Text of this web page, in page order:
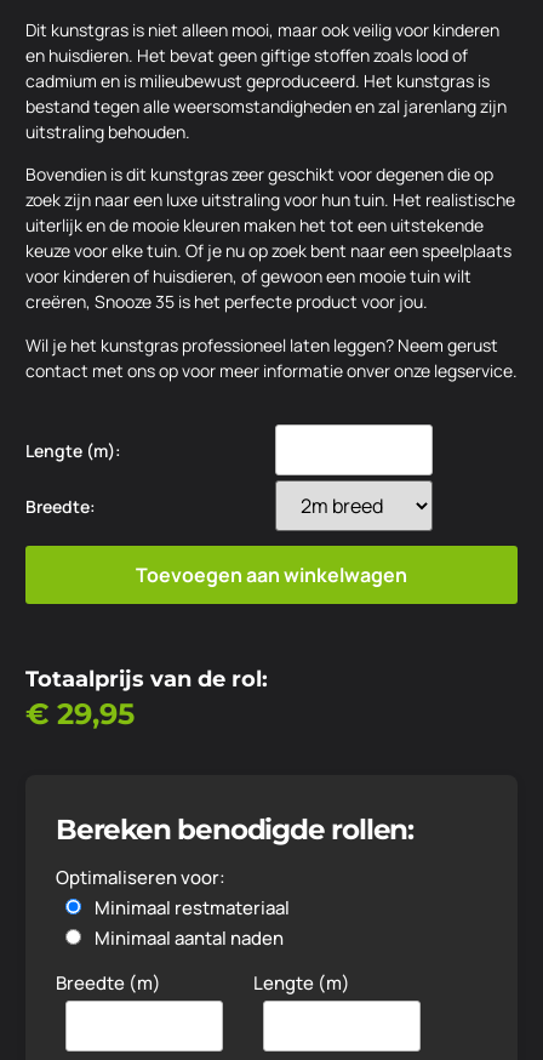
Dit kunstgras is niet alleen mooi, maar ook veilig voor kinderen
en huisdieren. Het bevat geen giftige stoffen zoals lood of
cadmium en is milieubewust geproduceerd. Het kunstgras is
bestand tegen alle weersomstandigheden en zal jarenlang zijn
uitstraling behouden.
Bovendien is dit kunstgras zeer geschikt voor degenen die op
zoek zijn naar een luxe uitstraling voor hun tuin. Het realistische
uiterlijk en de mooie kleuren maken het tot een uitstekende
keuze voor elke tuin. Of je nu op zoek bent naar een speelplaats
voor kinderen of huisdieren, of gewoon een mooie tuin wilt
creëren, Snooze 35 is het perfecte product voor jou.
Wil je het kunstgras professioneel laten leggen? Neem gerust
contact met ons op voor meer informatie onver onze legservice.
Lengte (m):
Breedte:
Toevoegen aan winkelwagen
Totaalprijs van de rol:
€ 29,95
Bereken benodigde rollen:
Optimaliseren voor:
Minimaal restmateriaal
Minimaal aantal naden
Breedte (m)
Lengte (m)